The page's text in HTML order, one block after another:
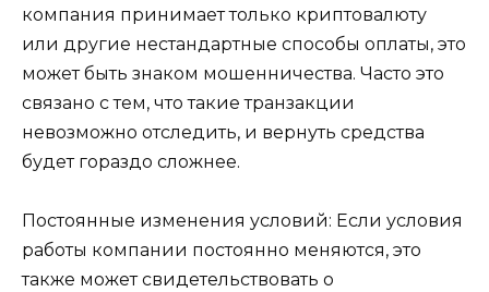
компания принимает только криптовалюту
или другие нестандартные способы оплаты, это
может быть знаком мошенничества. Часто это
связано с тем, что такие транзакции
невозможно отследить, и вернуть средства
будет гораздо сложнее.
Постоянные изменения условий: Если условия
работы компании постоянно меняются, это
также может свидетельствовать о